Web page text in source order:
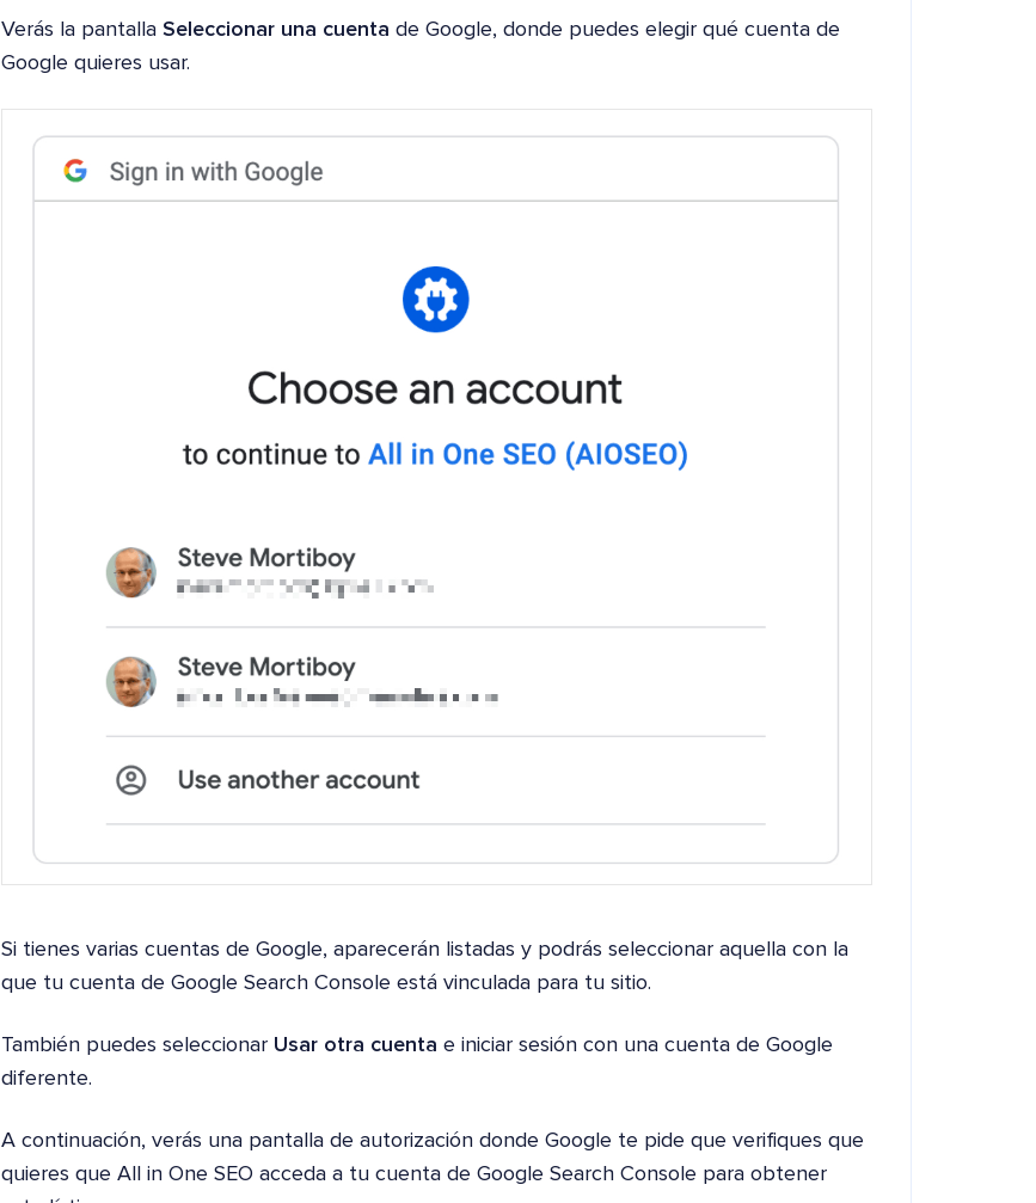
Verás la pantalla Seleccionar una cuenta de Google, donde puedes elegir qué cuenta de
Google quieres usar.
Si tienes varias cuentas de Google, aparecerán listadas y podrás seleccionar aquella con la
que tu cuenta de Google Search Console está vinculada para tu sitio.
También puedes seleccionar Usar otra cuenta e iniciar sesión con una cuenta de Google
diferente.
A continuación, verás una pantalla de autorización donde Google te pide que verifiques que
quieres que All in One SEO acceda a tu cuenta de Google Search Console para obtener